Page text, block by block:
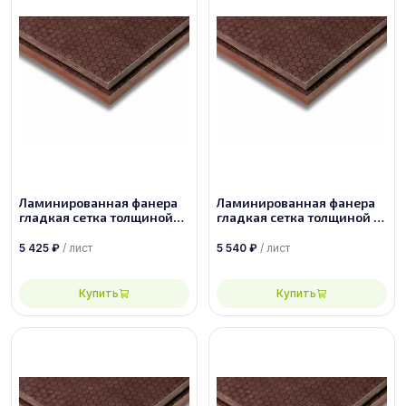
Ламинированная фанера
гладкая сетка толщиной
2440х1220, сорт 1/1
5 425 ₽ / лист
Купить
Ламинированная фанера
гладкая сетка толщиной 18
сорт 1/1
5 540 ₽ / лист
Купить